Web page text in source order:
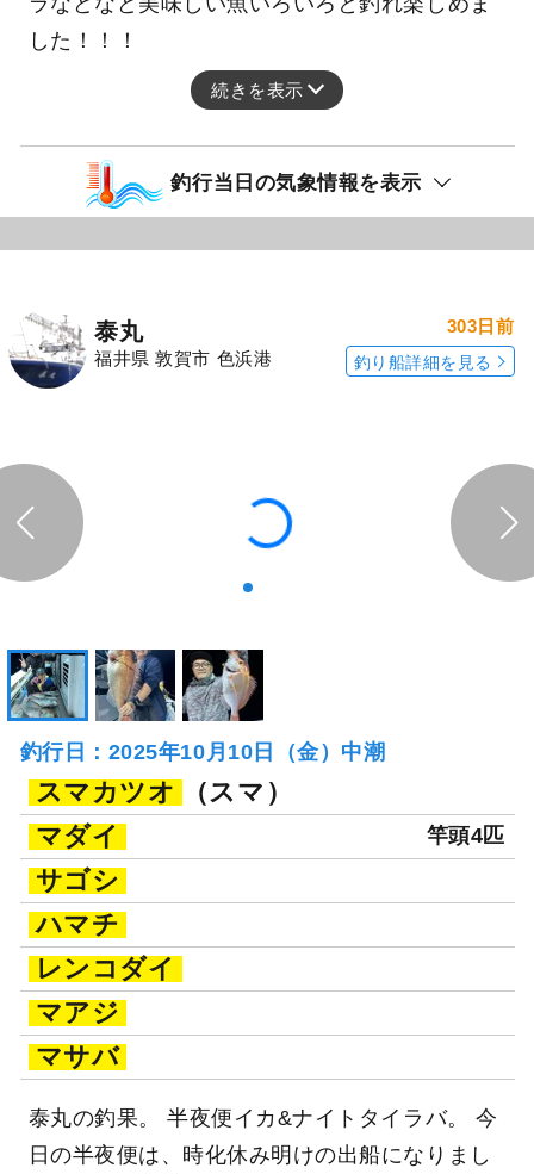
した！！！
続きを表示
釣行当日の気象情報を表示
泰丸
福井県 敦賀市 色浜港
303日前
釣り船詳細を見る
釣行日：2025年10月10日（金）中潮
スマカツオ
（スマ）
マダイ
竿頭4匹
サゴシ
ハマチ
レンコダイ
マアジ
マサバ
泰丸の釣果。 半夜便イカ&ナイトタイラバ。 今
日の半夜便は、時化休み明けの出船になりまし